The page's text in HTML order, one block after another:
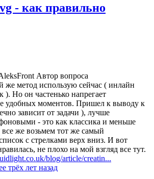
- как правильно
Автор вопроса
же метод использую сейчас ( инлайн
). Но он частенько напрегает
удобных моментов. Пришел к выводу к
зависит от задачи ), лучше
- это как классика и меньше
все же возьмем тот же самый
с стрелками верх вниз. И вот
не плохо на мой взгляд все тут.
blog/article/creatin...
трёх лет назад